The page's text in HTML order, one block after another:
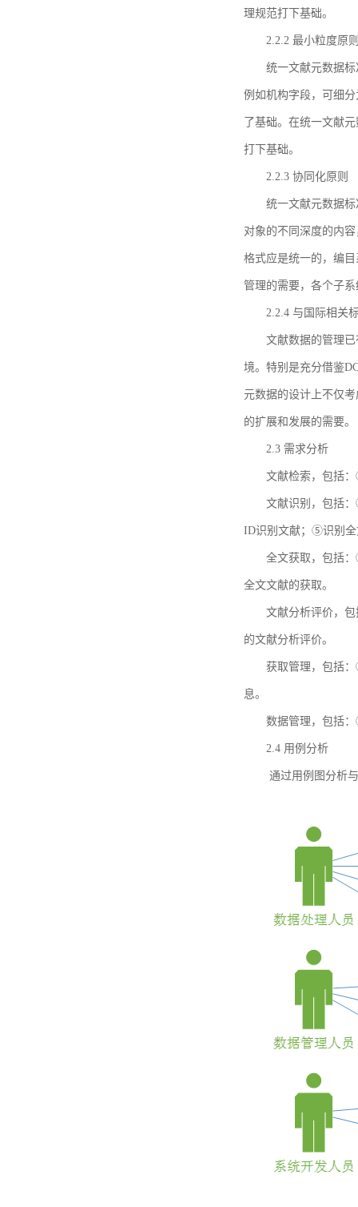
理规范打下基础。
2.2.2 最小粒度原
统一文献元数据
例如机构字段，可细
了基础。在统一文献
打下基础。
2.2.3 协同化原则
统一文献元数据
对象的不同深度的内
格式应是统一的，编
管理的需要，各个子
2.2.4 与国际相关
文献数据的管理
境。特别是充分借鉴
元数据的设计上不仅
的扩展和发展的需要。
2.3 需求分析
文献检索，包括
文献识别，包括
ID识别文献；⑤识别全
全文获取，包括
全文文献的获取。
文献分析评价，
的文献分析评价。
获取管理，包括
息。
数据管理，包括
2.4 用例分析
通过用例图分析